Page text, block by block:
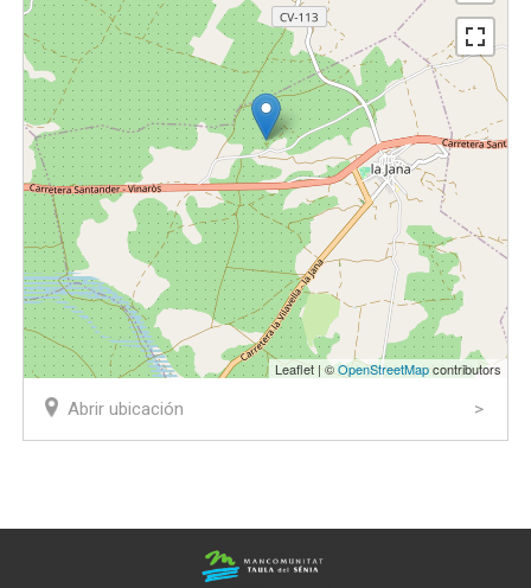
Leaflet | ©OpenStreetMapcontributors
Abrir ubicación